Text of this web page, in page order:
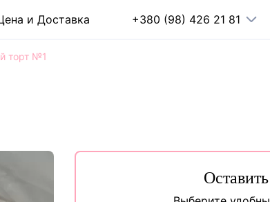
и Доставка +380 (98) 426 21 81
торт №1